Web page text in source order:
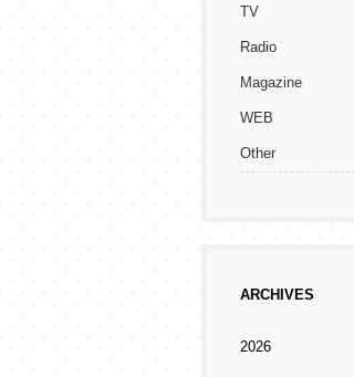
TV
Radio
Magazine
WEB
Other
ARCHIVES
2026